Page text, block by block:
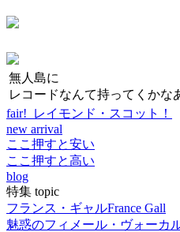
無人島に
レコードなんて持ってくかな
fair! レイモンド・スコット！
new arrival
ここ押すと安い
ここ押すと高い
blog
特集 topic
フランス・ギャルFrance Gall
魅惑のフィメール・ヴォーカ